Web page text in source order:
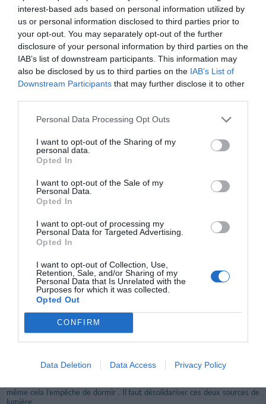
interest-based ads based on personal information utilized by
us or personal information disclosed to third parties prior to
your opt-out. You may separately opt-out of the further
disclosure of your personal information by third parties on the
IAB’s list of downstream participants. This information may
also be disclosed by us to third parties on the IAB’s List of
Downstream Participants that may further disclose it to other
Personal Data Processing Opt Outs
I want to opt-out of the Sharing of my
personal data.
Opted In
I want to opt-out of the Sale of my
Personal Data.
Opted In
I want to opt-out of processing my
Personal Data for Targeted Advertising.
Opted In
I want to opt-out of Collection, Use,
Retention, Sale, and/or Sharing of my
Personal Data that Is Unrelated with the
Purposes for which it was collected.
Opted Out
CONFIRM
Data Deletion Data Access Privacy Policy
Wróciłbyś do tego hotelu?
NIE WIEM
szczegóły
Antonino
Włochy
Listopad 2011
4.2/10
Il wi-fi non ha funzionato per il periodo del mio soggiorno, ma ho seri dubbi
Wróciłbyś do tego hotelu?
Podróżujący samotnie w sprawach
służbowych
7.8/10
szczegóły
Kwiecień 2011
Podróżujący z przyjaciółmi/kolegami z
8.8 /10
L'aménagement de notre chambre 324 laisse beaucoup à désirer.
Il n'y a aucun rangement possible pour les effets personnels : pas de
commode ou armoire ou simples étagères ; il y a simplement quelques
facilement. D'autre part l'éclairage des appliques de lit est solidaire de celui
même cela l’empêche de dormir . Il faut désolidariser ces deux sources de
lumière .